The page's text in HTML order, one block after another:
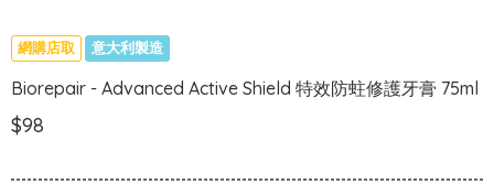
網購店取 意大利製造
Biorepair - Advanced Active Shield 特效防蛀修護牙膏 75ml
$98